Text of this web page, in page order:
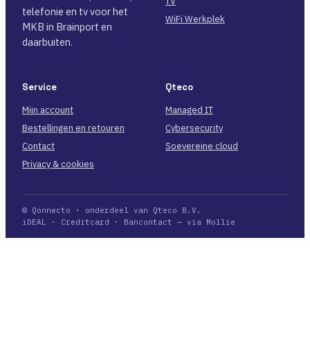
telefonie en tv voor het
MKB in Brainport en
daarbuiten.
WiFi Werkplek
Service
Mijn account
Bestellingen en retouren
Contact
Privacy & cookies
Qteco
Managed IT
Cybersecurity
Soevereine cloud
© Qonnecto · onderdeel van Qteco B.V.
iDEAL · Creditcard · Bancontact — via Mollie